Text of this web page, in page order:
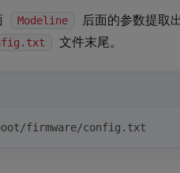
Modeline 后面的参数提取
文件末尾。
firmware/config.txt